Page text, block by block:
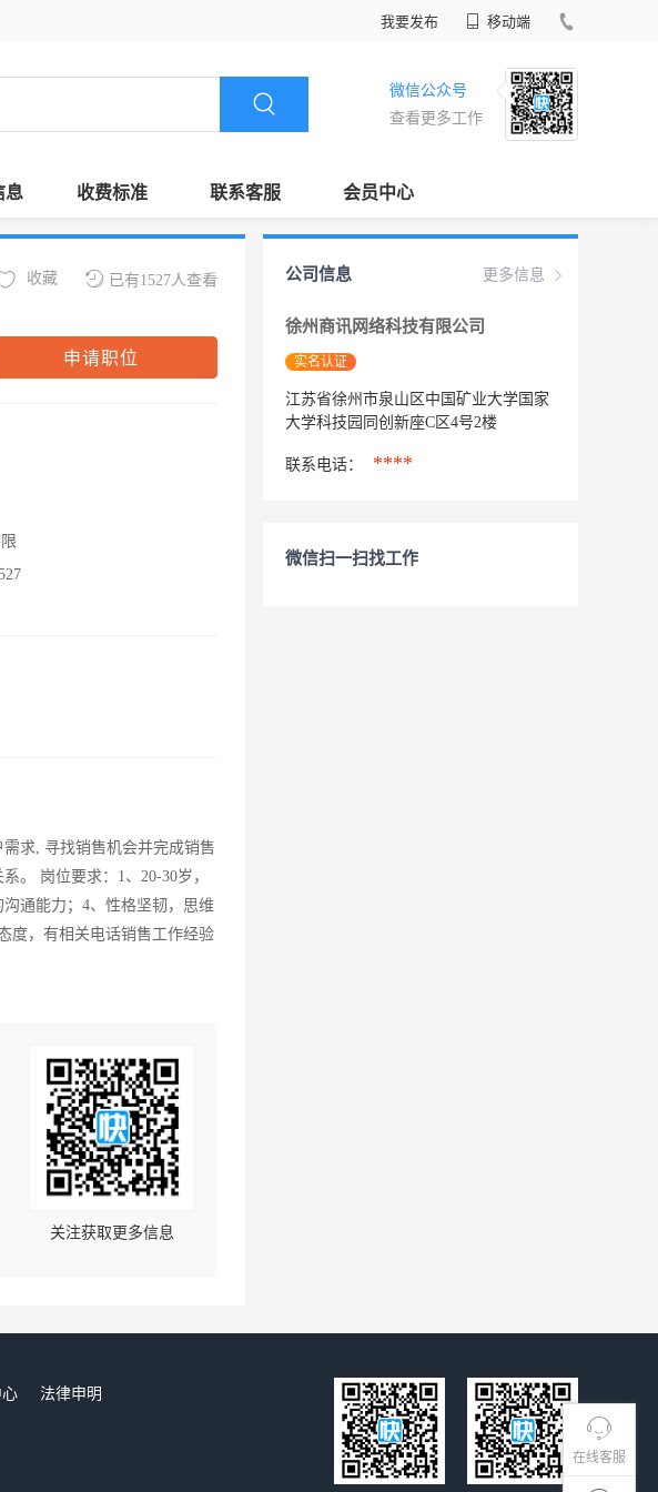
我要发布 移动端
微信公众号
查看更多工作
息 收费标准 联系客服 会员中心
在线客服
已有1527人查看
收藏
申请职位
求, 寻找销售机会并完成销售
。 岗位要求：1、20-30岁，
通能力；4、性格坚韧，思维
度，有相关电话销售工作经验
关注获取更多信息
更多信息
公司信息
徐州商讯网络科技有限公司
实名认证
江苏省徐州市泉山区中国矿业大学国家
大学科技园同创新座C区4号2楼
联系电话： ****
微信扫一扫找工作
法律申明